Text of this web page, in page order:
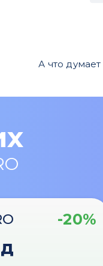
А что думает
-20%